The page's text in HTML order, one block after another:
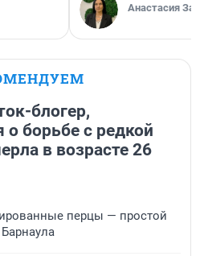
Анастасия
блогер,
борьбе с редкой
в возрасте 26
перцы — простой